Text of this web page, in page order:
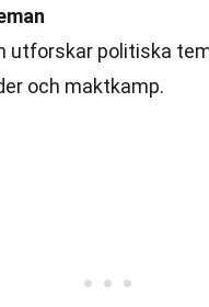
utforskar politiska
och maktkamp.